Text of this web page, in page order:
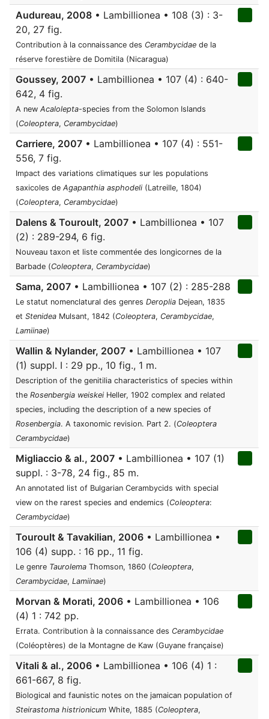
Audureau, 2008 • Lambillionea • 108 (3) : 3-
20, 27 fig.
Contribution à la connaissance des Cerambycidae de la
réserve forestière de Domitila (Nicaragua)
Goussey, 2007 • Lambillionea • 107 (4) : 640-
642, 4 fig.
A new Acalolepta-species from the Solomon Islands
(Coleoptera, Cerambycidae)
Carriere, 2007 • Lambillionea • 107 (4) : 551-
556, 7 fig.
Impact des variations climatiques sur les populations
saxicoles de Agapanthia asphodeli (Latreille, 1804)
(Coleoptera, Cerambycidae)
Dalens & Touroult, 2007 • Lambillionea • 107
(2) : 289-294, 6 fig.
Nouveau taxon et liste commentée des longicornes de la
Barbade (Coleoptera, Cerambycidae)
Sama, 2007 • Lambillionea • 107 (2) : 285-288
Le statut nomenclatural des genres Deroplia Dejean, 1835
et Stenidea Mulsant, 1842 (Coleoptera, Cerambycidae,
Lamiinae)
Wallin & Nylander, 2007 • Lambillionea • 107
(1) suppl. I : 29 pp., 10 fig., 1 m.
Description of the genitilia characteristics of species within
the Rosenbergia weiskei Heller, 1902 complex and related
species, including the description of a new species of
Rosenbergia. A taxonomic revision. Part 2. (Coleoptera
Cerambycidae)
Migliaccio & al., 2007 • Lambillionea • 107 (1)
suppl. : 3-78, 24 fig., 85 m.
An annotated list of Bulgarian Cerambycids with special
view on the rarest species and endemics (Coleoptera:
Cerambycidae)
Touroult & Tavakilian, 2006 • Lambillionea •
106 (4) supp. : 16 pp., 11 fig.
Le genre Taurolema Thomson, 1860 (Coleoptera,
Cerambycidae, Lamiinae)
Morvan & Morati, 2006 • Lambillionea • 106
(4) 1 : 742 pp.
Errata. Contribution à la connaissance des Cerambycidae
(Coléoptères) de la Montagne de Kaw (Guyane française)
Vitali & al., 2006 • Lambillionea • 106 (4) 1 :
661-667, 8 fig.
Biological and faunistic notes on the jamaican population of
Steirastoma histrionicum White, 1885 (Coleoptera,